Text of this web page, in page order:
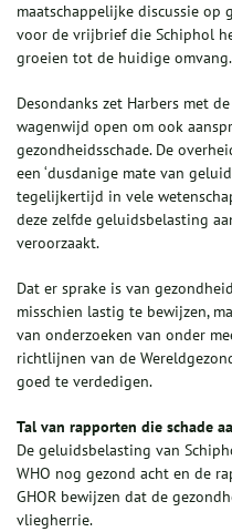
maatschappelijke discussie op
voor de vrijbrief die Schiphol
groeien tot de huidige omvang.
Desondanks zet Harbers met
wagenwijd open om ook
gezondheidsschade. De
een ‘dusdanige mate van
tegelijkertijd in vele
deze zelfde geluidsbelasting
veroorzaakt.
Dat er sprake is van
misschien lastig te bewijzen,
van onderzoeken van onder
richtlijnen van de
goed te verdedigen.
Tal van rapporten die schade
De geluidsbelasting van
WHO nog gezond acht en de
GHOR bewijzen dat de
vliegherrie.